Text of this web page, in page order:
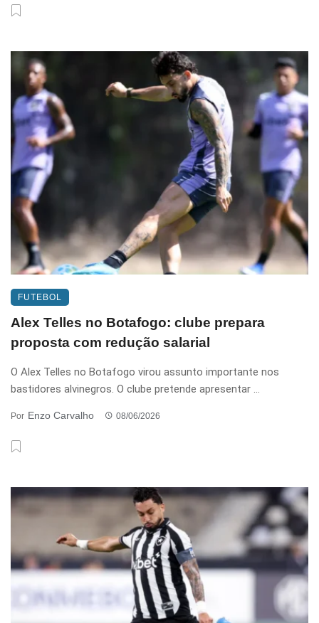
FUTEBOL
Alex Telles no Botafogo: clube prepara
proposta com redução salarial
O Alex Telles no Botafogo virou assunto importante nos
bastidores alvinegros. O clube pretende apresentar ...
Por Enzo Carvalho 08/06/2026